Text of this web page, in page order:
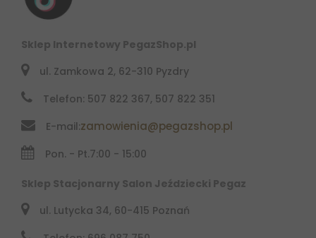
Sklep Internetowy PegazShop.pl
ul. Zamkowa 2, 62-310 Pyzdry
Telefon: 507 822 367, 507 822 351
E-mail:zamowienia@pegazshop.pl
Pon. - Pt.7:00 - 15:00
Sklep Stacjonarny Salon Jeździecki Pegaz
ul. Lutycka 34, 60-415 Poznań